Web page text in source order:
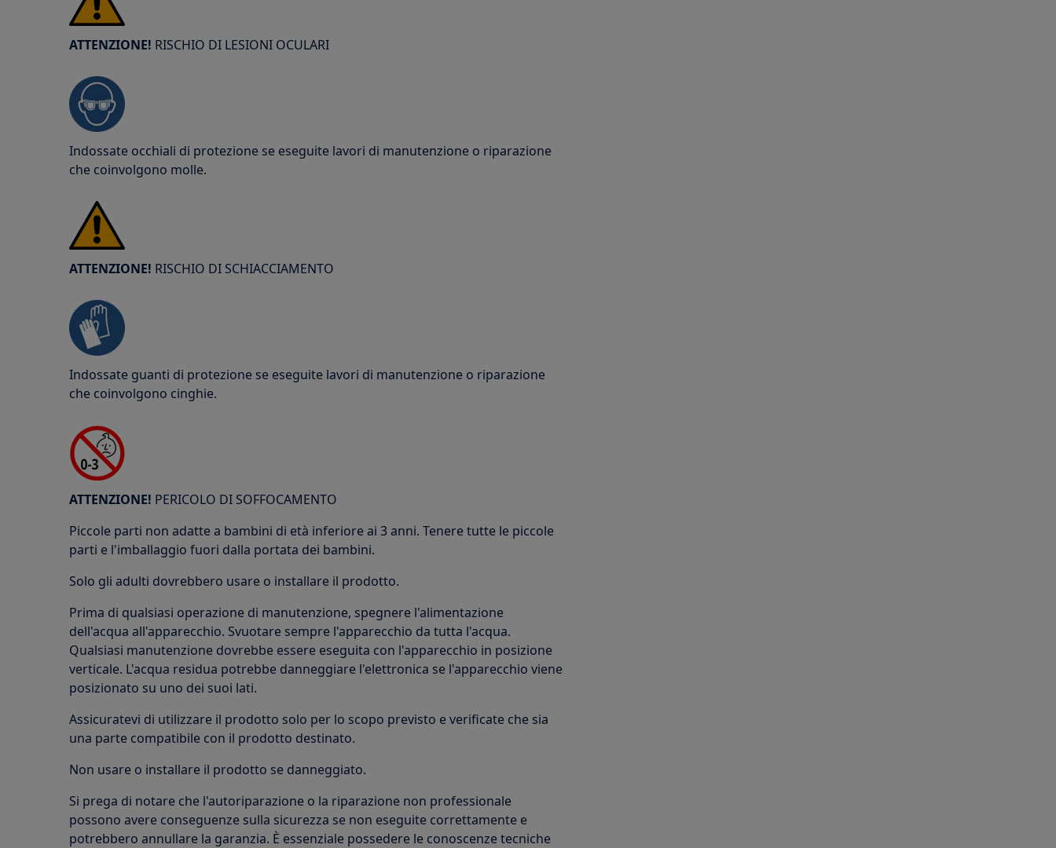
ATTENZIONE! RISCHIO DI LESIONI OCULARI
Indossate occhiali di protezione se eseguite lavori di manutenzione o riparazione
che coinvolgono molle.
ATTENZIONE! RISCHIO DI SCHIACCIAMENTO
Indossate guanti di protezione se eseguite lavori di manutenzione o riparazione
che coinvolgono cinghie.
ATTENZIONE! PERICOLO DI SOFFOCAMENTO
Piccole parti non adatte a bambini di età inferiore ai 3 anni. Tenere tutte le piccole
parti e l'imballaggio fuori dalla portata dei bambini.
Solo gli adulti dovrebbero usare o installare il prodotto.
Prima di qualsiasi operazione di manutenzione, spegnere l'alimentazione
dell'acqua all'apparecchio. Svuotare sempre l'apparecchio da tutta l'acqua.
Qualsiasi manutenzione dovrebbe essere eseguita con l'apparecchio in posizione
verticale. L'acqua residua potrebbe danneggiare l'elettronica se l'apparecchio viene
posizionato su uno dei suoi lati.
Assicuratevi di utilizzare il prodotto solo per lo scopo previsto e verificate che sia
una parte compatibile con il prodotto destinato.
Non usare o installare il prodotto se danneggiato.
Si prega di notare che l'autoriparazione o la riparazione non professionale
possono avere conseguenze sulla sicurezza se non eseguite correttamente e
potrebbero annullare la garanzia. È essenziale possedere le conoscenze tecniche